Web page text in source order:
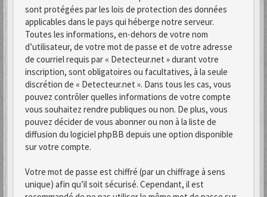
sont protégées par les lois de protection des données
applicables dans le pays qui héberge notre serveur.
Toutes les informations, en-dehors de votre nom
d’utilisateur, de votre mot de passe et de votre adresse
de courriel requis par « Detecteur.net » durant votre
inscription, sont obligatoires ou facultatives, à la seule
discrétion de « Detecteur.net ». Dans tous les cas, vous
pouvez contrôler quelles informations de votre compte
vous souhaitez rendre publiques ou non. De plus, vous
pouvez décider de vous abonner ou non à la liste de
diffusion du logiciel phpBB depuis une option disponible
sur votre compte.
Votre mot de passe est chiffré (par un chiffrage à sens
unique) afin qu’il soit sécurisé. Cependant, il est